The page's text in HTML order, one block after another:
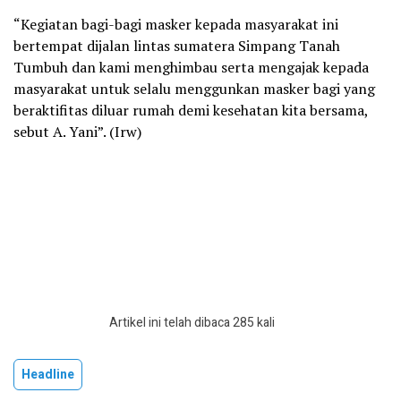
“Kegiatan bagi-bagi masker kepada masyarakat ini
bertempat dijalan lintas sumatera Simpang Tanah
Tumbuh dan kami menghimbau serta mengajak kepada
masyarakat untuk selalu menggunkan masker bagi yang
beraktifitas diluar rumah demi kesehatan kita bersama,
sebut A. Yani”. (Irw)
Artikel ini telah dibaca 285 kali
Headline